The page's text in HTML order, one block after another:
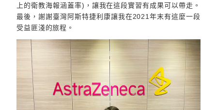
上的衛教海報涵蓋率)，讓我在這段實習有成果可以帶走。
最後，謝謝臺灣阿斯特捷利康讓我在2021年末有這麼一段
受益匪淺的旅程。